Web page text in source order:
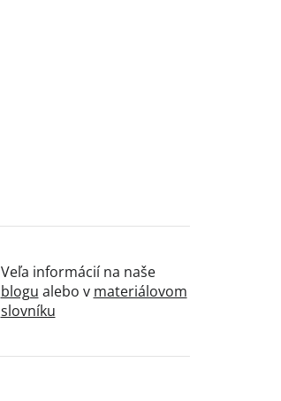
Veľa informácií na naše
blogu alebo v materiálovom
slovníku